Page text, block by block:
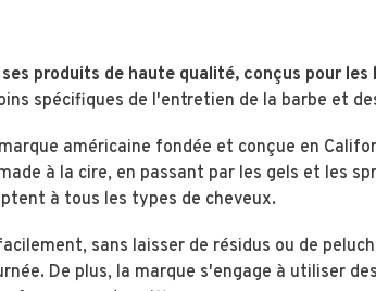
produits de haute qualité, conçus pour les
spécifiques de l'entretien de la barbe et
américaine fondée et conçue en
à la cire, en passant par les gels et les
à tous les types de cheveux.
sans laisser de résidus ou de
De plus, la marque s'engage à utiliser